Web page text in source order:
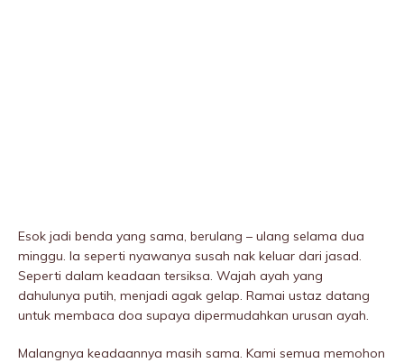
Esok jadi benda yang sama, berulang – ulang selama dua
minggu. Ia seperti nyawanya susah nak keluar dari jasad.
Seperti dalam keadaan tersiksa. Wajah ayah yang
dahulunya putih, menjadi agak gelap. Ramai ustaz datang
untuk membaca doa supaya dipermudahkan urusan ayah.
MaIangnya keadaannya masih sama. Kami semua memohon